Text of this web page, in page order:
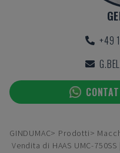
+49
GINDUMAC Prodotti
Vendita di HAAS UMC-